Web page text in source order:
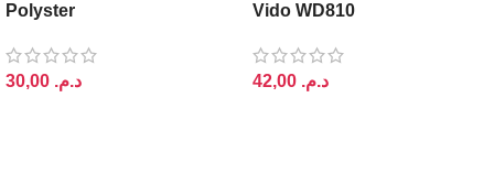
Polyster
د.م.
Vido WD810
د.م.